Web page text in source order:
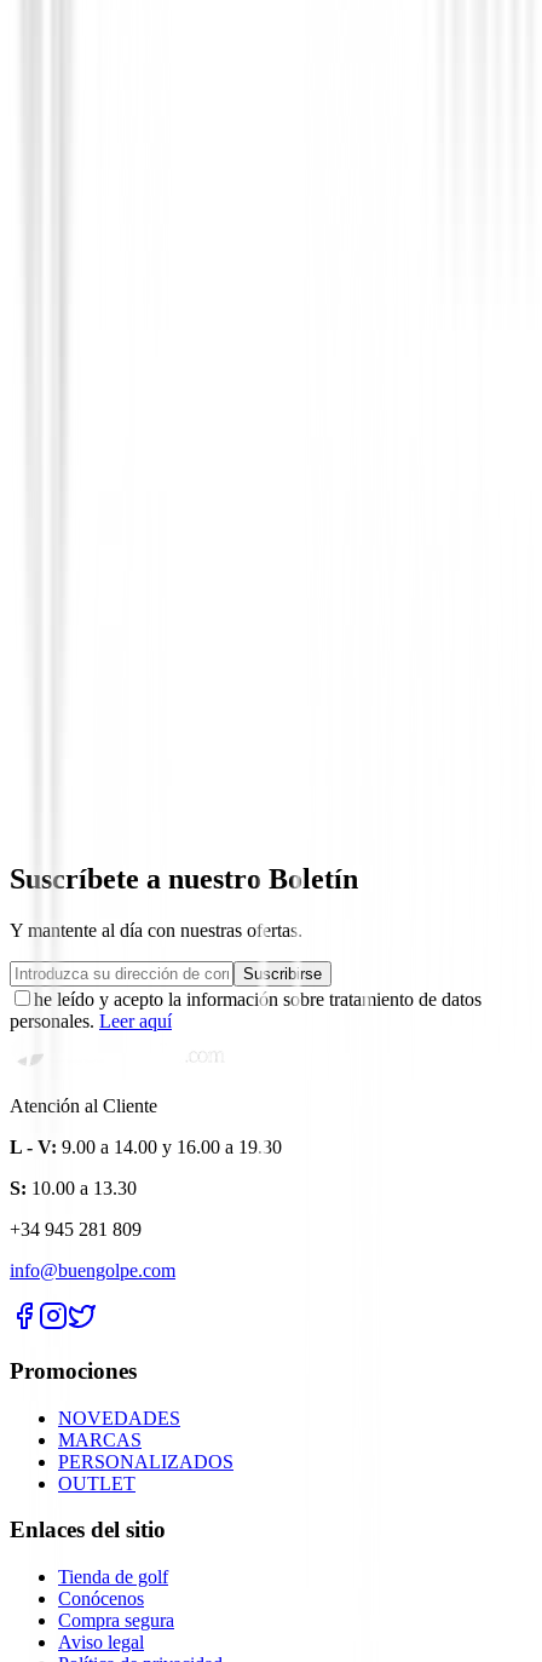
Suscríbete a nuestro Boletín
Y mantente al día con nuestras ofertas.
Suscribirse
he leído y acepto la información sobre tratamiento de datos
personales. Leer aquí
Atención al Cliente
L - V: 9.00 a 14.00 y 16.00 a 19.30
S: 10.00 a 13.30
+34 945 281 809
info@buengolpe.com
Promociones
NOVEDADES
MARCAS
PERSONALIZADOS
OUTLET
Enlaces del sitio
Tienda de golf
Conócenos
Compra segura
Aviso legal